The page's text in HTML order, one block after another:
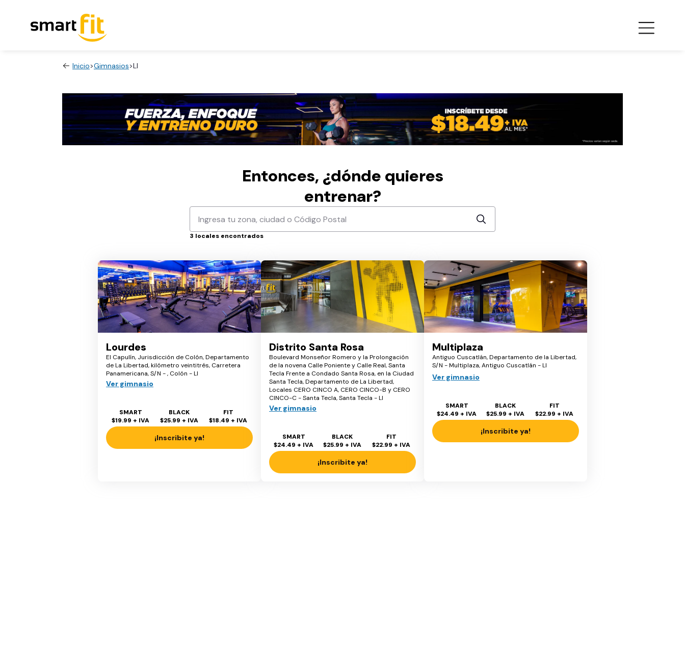
Inicio>Gimnasios>LI
Entonces, ¿dónde quieres
entrenar?
3 locales encontrados
Lourdes
El Capulín, Jurisdicción de Colón, Departamento
de La Libertad, kilómetro veintitrés, Carretera
Panamericana, S/N - , Colón - LI
Ver gimnasio
SMART
$19.99 + IVA
BLACK
$25.99 + IVA
FIT
$18.49 + IVA
¡Inscribite ya!
Distrito Santa Rosa
Boulevard Monseñor Romero y la Prolongación
de la novena Calle Poniente y Calle Real, Santa
Tecla Frente a Condado Santa Rosa, en la Ciudad
Santa Tecla, Departamento de La Libertad,
Locales CERO CINCO A, CERO CINCO-B y CERO
CINCO-C - Santa Tecla, Santa Tecla - LI
Ver gimnasio
SMART
$24.49 + IVA
BLACK
$25.99 + IVA
FIT
$22.99 + IVA
¡Inscribite ya!
Multiplaza
Antiguo Cuscatlán, Departamento de la Libertad,
S/N - Multiplaza, Antiguo Cuscatlán - LI
Ver gimnasio
SMART
$24.49 + IVA
BLACK
$25.99 + IVA
FIT
$22.99 + IVA
¡Inscribite ya!